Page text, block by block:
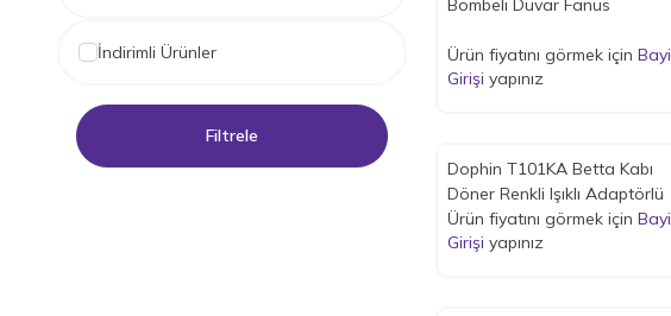
İndirimli Ürünler
Filtrele
Bombeli Duvar Fanus
Ürün fiyatını görmek için Bayi
Girişi yapınız
Dophin T101KA Betta Kabı
Döner Renkli Işıklı Adaptörlü
Ürün fiyatını görmek için Bayi
Girişi yapınız